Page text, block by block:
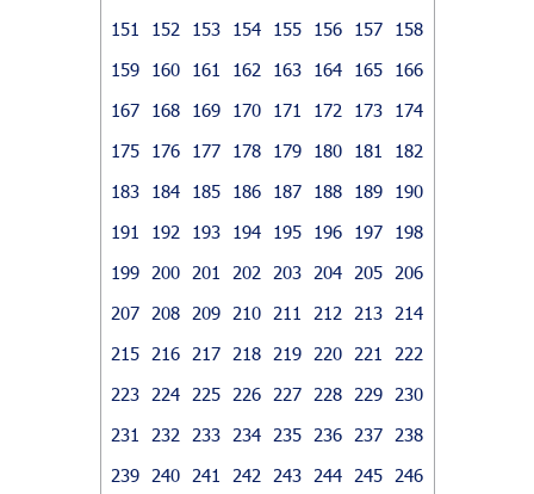
151
152 153 154 155 156 157
158
159
160 161 162 163 164 165
166
167
168 169 170 171 172 173
174
175
176 177 178 179 180 181
182
183
184 185 186 187 188 189
190
191
192 193 194 195 196 197
198
199
200 201 202 203 204 205
206
207
208 209 210 211 212 213
214
215
216 217 218 219 220 221
222
223
224 225 226 227 228 229
230
231
232 233 234 235 236 237
238
239
240 241 242 243 244 245
246